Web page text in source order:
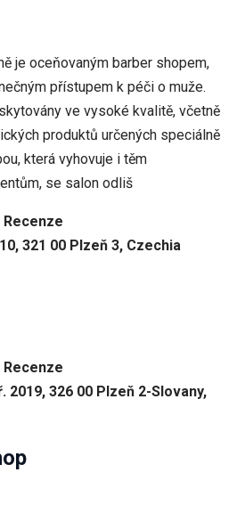
je oceňovaným barber shopem,
přístupem k péči o muže.
ve vysoké kvalitě, včetně
produktů určených speciálně
která vyhovuje i těm
se salon odliš
321 00 Plzeň 3, Czechia
Recenze
326 00 Plzeň 2-Slovany,